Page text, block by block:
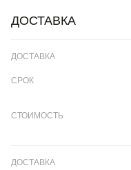
ДОСТАВКА
ДОСТАВКА
СРОК